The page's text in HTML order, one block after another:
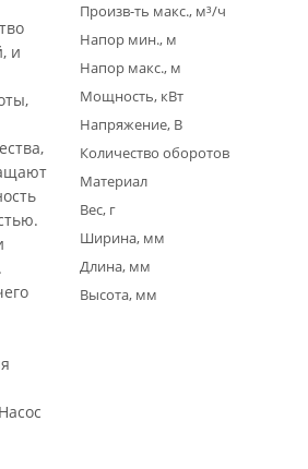
и
Произв-ть макс., м³/ч
Напор мин., м
Напор макс., м
Мощность, кВт
Напряжение, В
Количество оборотов
Материал
Вес, г
Ширина, мм
Длина, мм
Высота, мм